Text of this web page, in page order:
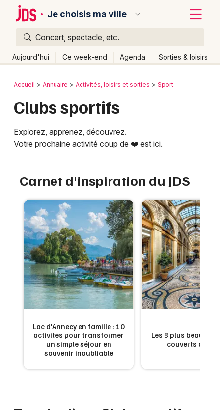
Je choisis ma ville
Concert, spectacle, etc.
Aujourd'hui Ce week-end Agenda Sorties & loisirs
Publier un événement
Grands événements
Foires & salons
Spectacles
Concerts
Sports
Soirées
Sorties famille
Bordeaux
Lille
Marseille
Mulhouse
Montpellier
Nantes
Nice
Paris
Strasbourg
Toulouse
Toutes les villes
Retour
Accueil Annuaire Activités, loisirs et sorties Sport
Clubs sportifs
Explorez, apprenez, découvrez.
Votre prochaine activité coup de ❤️ est ici.
Carnet d'inspiration du JDS
Lac d'Annecy en famille : 10
activités pour transformer
un simple séjour en
souvenir inoubliable
Les 8 plus beaux
couverts de
Quoi ?
Où ?
Quand ?
Aujourd'hui
Demain Ce week-end